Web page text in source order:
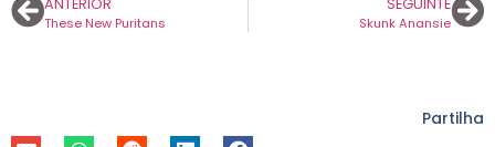
These New Puritans Skunk Anansie
Partilha